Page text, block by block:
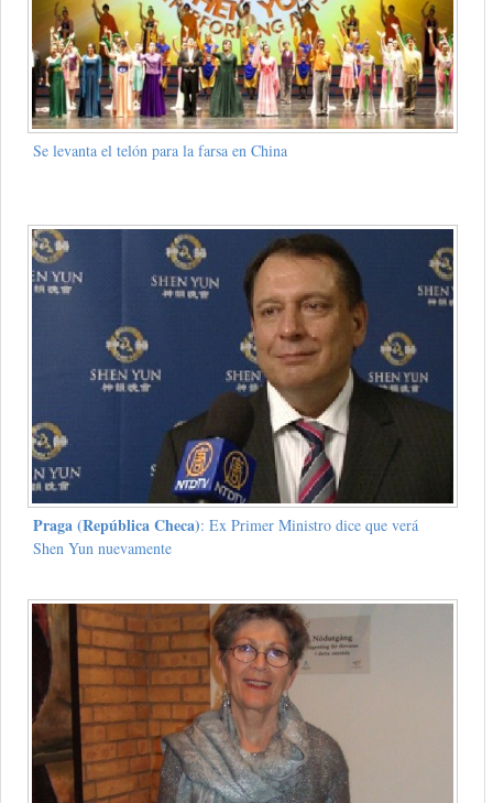
Se levanta el telón para la farsa en China
Praga (República Checa): Ex Primer Ministro dice que verá
Shen Yun nuevamente